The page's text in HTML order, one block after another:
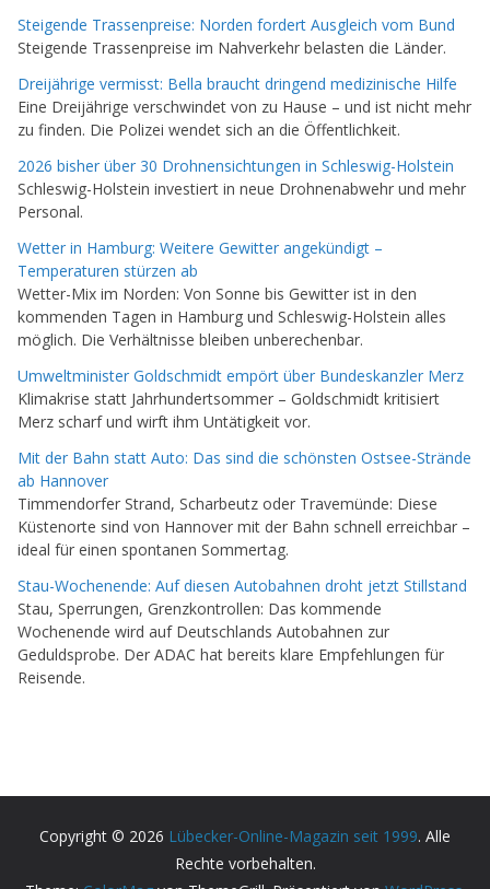
Steigende Trassenpreise: Norden fordert Ausgleich vom Bund
Steigende Trassenpreise im Nahverkehr belasten die Länder.
Dreijährige vermisst: Bella braucht dringend medizinische Hilfe
Eine Dreijährige verschwindet von zu Hause – und ist nicht mehr
zu finden. Die Polizei wendet sich an die Öffentlichkeit.
2026 bisher über 30 Drohnensichtungen in Schleswig-Holstein
Schleswig-Holstein investiert in neue Drohnenabwehr und mehr
Personal.
Wetter in Hamburg: Weitere Gewitter angekündigt –
Temperaturen stürzen ab
Wetter-Mix im Norden: Von Sonne bis Gewitter ist in den
kommenden Tagen in Hamburg und Schleswig-Holstein alles
möglich. Die Verhältnisse bleiben unberechenbar.
Umweltminister Goldschmidt empört über Bundeskanzler Merz
Klimakrise statt Jahrhundertsommer – Goldschmidt kritisiert
Merz scharf und wirft ihm Untätigkeit vor.
Mit der Bahn statt Auto: Das sind die schönsten Ostsee-Strände
ab Hannover
Timmendorfer Strand, Scharbeutz oder Travemünde: Diese
Küstenorte sind von Hannover mit der Bahn schnell erreichbar –
ideal für einen spontanen Sommertag.
Stau-Wochenende: Auf diesen Autobahnen droht jetzt Stillstand
Stau, Sperrungen, Grenzkontrollen: Das kommende
Wochenende wird auf Deutschlands Autobahnen zur
Geduldsprobe. Der ADAC hat bereits klare Empfehlungen für
Reisende.
Copyright © 2026 Lübecker-Online-Magazin seit 1999. Alle
Rechte vorbehalten.